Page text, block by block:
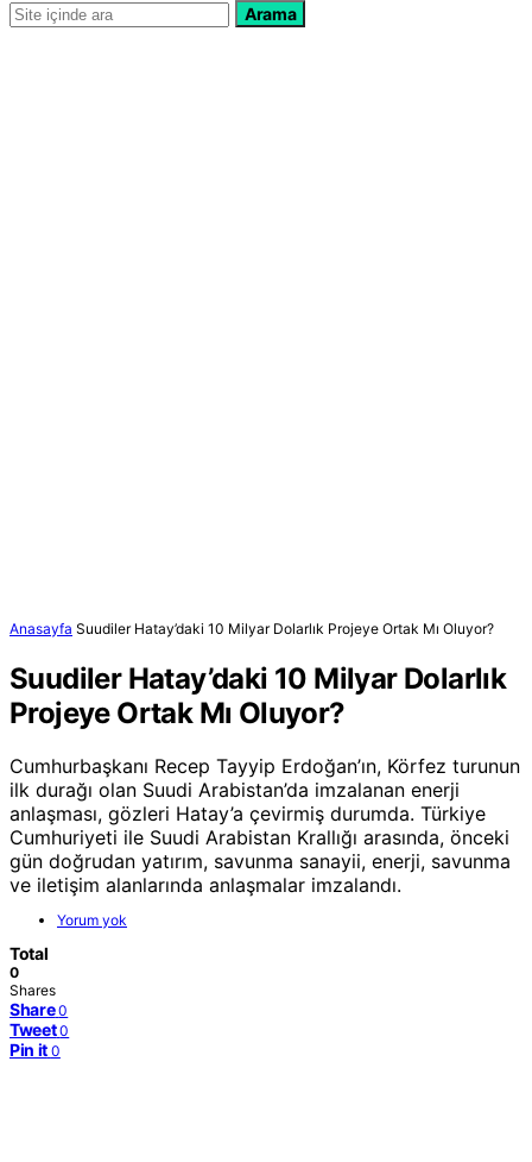
Arama
Anasayfa Suudiler Hatay’daki 10 Milyar Dolarlık Projeye Ortak Mı Oluyor?
Suudiler Hatay’daki 10 Milyar Dolarlık
Projeye Ortak Mı Oluyor?
Cumhurbaşkanı Recep Tayyip Erdoğan’ın, Körfez turunun
ilk durağı olan Suudi Arabistan’da imzalanan enerji
anlaşması, gözleri Hatay’a çevirmiş durumda. Türkiye
Cumhuriyeti ile Suudi Arabistan Krallığı arasında, önceki
gün doğrudan yatırım, savunma sanayii, enerji, savunma
ve iletişim alanlarında anlaşmalar imzalandı.
Yorum yok
Total
0
Shares
Share 0
Tweet 0
Pin it 0